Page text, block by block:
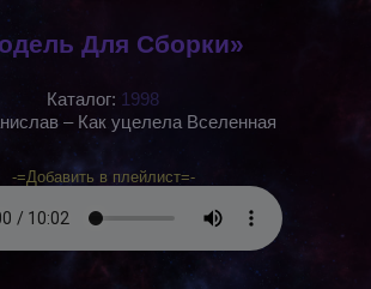
Для Сборки»
Каталог: 1998
– Как уцелела Вселенная
-=Добавить в плейлист=-